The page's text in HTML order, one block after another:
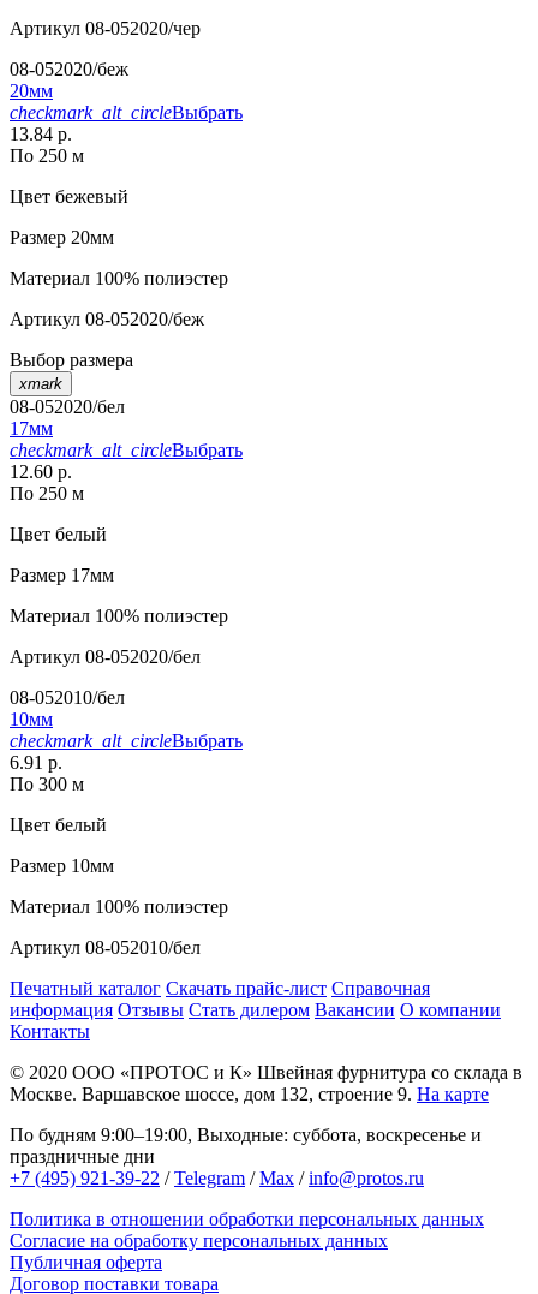
Артикул 08-052020/чер
08-052020/беж
20мм
checkmark_alt_circleВыбрать
13.84 р.
По 250 м
Цвет бежевый
Размер 20мм
Материал 100% полиэстер
Артикул 08-052020/беж
Выбор размера
xmark
08-052020/бел
17мм
checkmark_alt_circleВыбрать
12.60 р.
По 250 м
Цвет белый
Размер 17мм
Материал 100% полиэстер
Артикул 08-052020/бел
08-052010/бел
10мм
checkmark_alt_circleВыбрать
6.91 р.
По 300 м
Цвет белый
Размер 10мм
Материал 100% полиэстер
Артикул 08-052010/бел
Печатный каталог Скачать прайс-лист Справочная
информация Отзывы Стать дилером Вакансии О компании
Контакты
© 2020 ООО «ПРОТОС и К» Швейная фурнитура со склада в
Москве. Варшавское шоссе, дом 132, строение 9. На карте
По будням 9:00–19:00, Выходные: суббота, воскресенье и
праздничные дни
+7 (495) 921-39-22 /Telegram /Max /info@protos.ru
Политика в отношении обработки персональных данных
Согласие на обработку персональных данных
Публичная оферта
Договор поставки товара